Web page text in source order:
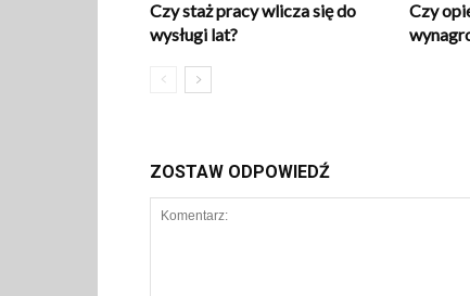
Czy staż pracy wlicza się do
wysługi lat?
Czy
ZOSTAW ODPOWIEDŹ